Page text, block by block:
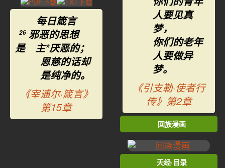
每日箴言
26 邪恶的思想
是 主*厌恶的；
恩慈的话却
是纯净的。
《宰逋尔·箴言》
第15章
人要见真
梦，
你们的老年
人要做异
梦。
《引支勒·使者行
传》第2章
回族漫画
天经·目录